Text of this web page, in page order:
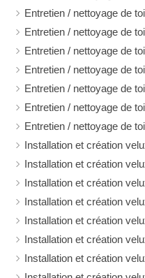
Entretien / nettoyage de
Entretien / nettoyage de
Entretien / nettoyage de
Entretien / nettoyage de
Entretien / nettoyage de
Entretien / nettoyage de
Entretien / nettoyage de
Installation et création
Installation et création
Installation et création
Installation et création
Installation et création
Installation et création
Installation et création